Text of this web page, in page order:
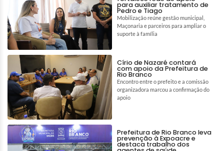
para auxiliar tratamento de
Pedro e Tiago
Mobilização reúne gestão municipal,
Maçonaria e parceiros para ampliar o
suporte à família
Círio de Nazaré contará
com apoio da Prefeitura de
Rio Branco
Encontro entre o prefeito e a comissão
organizadora marcou a confirmação do
apoio
Prefeitura de Rio Branco leva
prevenção à Expoacre e
destaca trabalho dos